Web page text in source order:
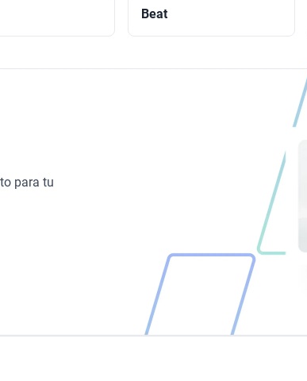
Beat
para tu